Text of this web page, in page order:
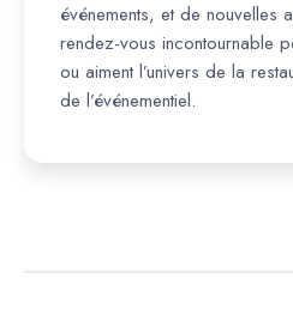
événements, et de nouvelles
rendez-vous incontournable
ou aiment l’univers de la
de l’événementiel.